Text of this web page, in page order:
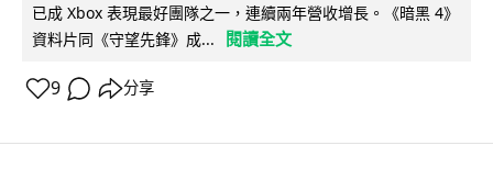
已成 Xbox 表現最好團隊之一，連續兩年營收增長。《暗黑 4》
資料片同《守望先鋒》成...
閱讀全文
9 分享